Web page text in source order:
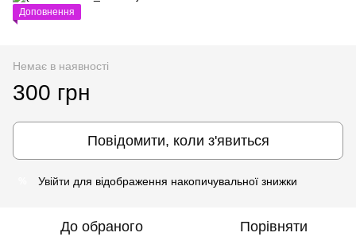
Доповнення
Немає в наявності
300 грн
Повідомити, коли з'явиться
Увійти для відображення накопичувальної знижки
До обраного Порівняти